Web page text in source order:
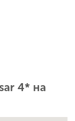
4* на